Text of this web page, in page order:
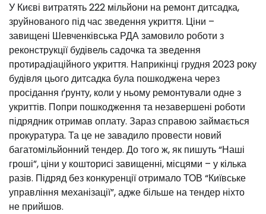
У Києві витратять 222 мільйони на ремонт дитсадка,
зруйнованого під час зведення укриття. Ціни –
завищені Шевченківська РДА замовило роботи з
реконструкції будівель садочка та зведення
протирадіаційного укриття. Наприкінці грудня 2023 року
будівля цього дитсадка була пошкоджена через
просідання ґрунту, коли у ньому ремонтували одне з
укриттів. Попри пошкодження та незавершені роботи
підрядник отримав оплату. Зараз справою займається
прокуратура. Та це не завадило провести новий
багатомільйонний тендер. До того ж, як пишуть “Наші
гроші”, ціни у кошторисі завищенні, місцями – у кілька
разів. Підряд без конкуренції отримало ТОВ “Київське
управління механізації”, адже більше на тендер ніхто
не прийшов.